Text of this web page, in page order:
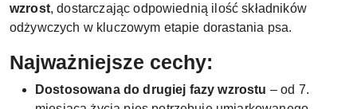
wzrost, dostarczając odpowiednią ilość składników
odżywczych w kluczowym etapie dorastania psa.
Najważniejsze cechy:
Dostosowana do drugiej fazy wzrostu – od 7.